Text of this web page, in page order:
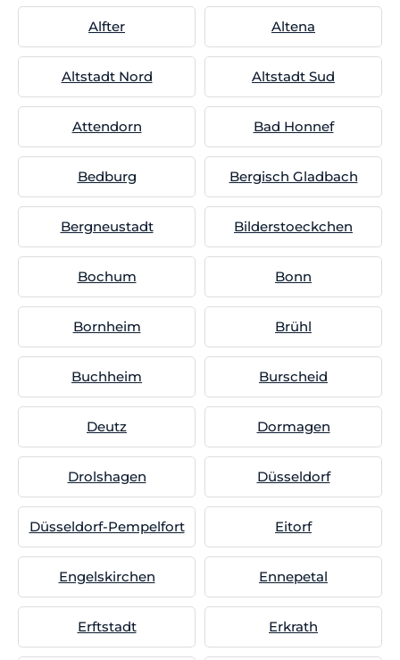
Alfter Altena
Altstadt Nord Altstadt Sud
Attendorn Bad Honnef
Bedburg Bergisch Gladbach
Bergneustadt Bilderstoeckchen
Bochum Bonn
Bornheim Brühl
Buchheim Burscheid
Deutz Dormagen
Drolshagen Düsseldorf
Düsseldorf-Pempelfort Eitorf
Engelskirchen Ennepetal
Erftstadt Erkrath